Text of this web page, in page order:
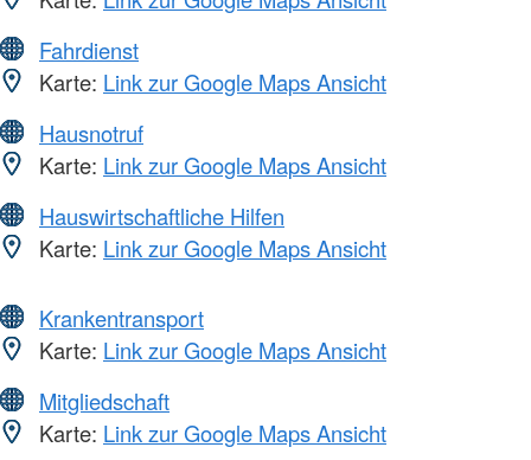
Fahrdienst
Karte: Link zur Google Maps Ansicht
Hausnotruf
Karte: Link zur Google Maps Ansicht
Hauswirtschaftliche Hilfen
Karte: Link zur Google Maps Ansicht
Krankentransport
Karte: Link zur Google Maps Ansicht
Mitgliedschaft
Karte: Link zur Google Maps Ansicht